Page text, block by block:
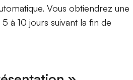
Vous obtiendrez une
à 10 jours suivant la fin de